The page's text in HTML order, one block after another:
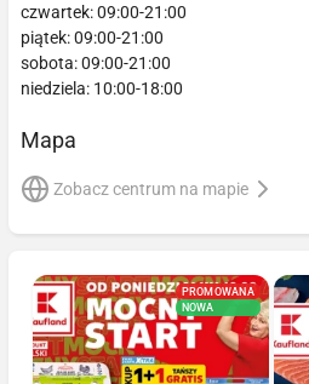
czwartek: 09:00-21:00
piątek: 09:00-21:00
sobota: 09:00-21:00
niedziela: 10:00-18:00
Mapa
Zobacz centrum na mapie
PROMOWANA
NOWA